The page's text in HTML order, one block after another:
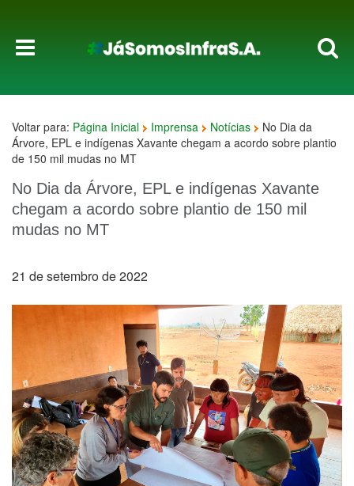
Voltar para: Página Inicial Imprensa Notícias
No Dia da
Árvore, EPL e indígenas Xavante chegam a acordo sobre plantio
de 150 mil mudas no MT
No Dia da Árvore, EPL e indígenas Xavante
chegam a acordo sobre plantio de 150 mil
mudas no MT
21 de setembro de 2022